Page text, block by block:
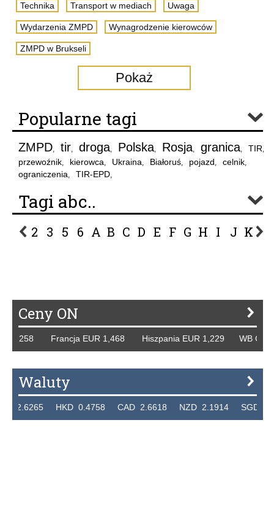
Technika Transport w mediach Uwaga
Wydarzenia ZMPD Wynagrodzenie kierowców
ZMPD w Brukseli
Pokaż
Popularne tagi
ZMPD, tir, droga, Polska, Rosja, granica, TIR,
przewoźnik, kierowca, Ukraina, Białoruś, pojazd, celnik,
ograniczenia, TIR-EPD,
Tagi abc..
2 3 5 6 A B C D E F G H I J K L
Ceny ON
Francja EUR 1,468 Hiszpania EUR 1,229 WB GBP
Waluty
HKD 0.4758 CAD 2.6618 NZD 2.1914 SGD